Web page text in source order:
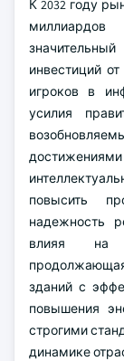
К 2032 году
инвестиций
игроков в
усилия
повысить
надежность
влияя на
зданий с
повышения
строгими
динамике